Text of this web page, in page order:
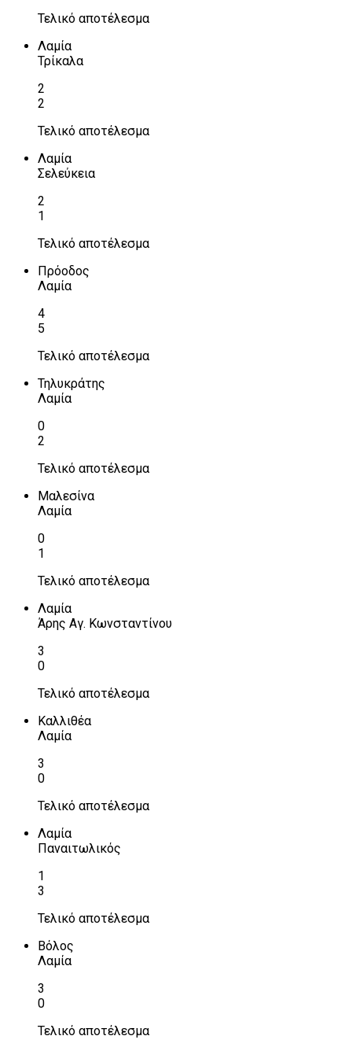
Τελικό αποτέλεσμα
Λαμία
Τρίκαλα
2
2
Τελικό αποτέλεσμα
Λαμία
Σελεύκεια
2
1
Τελικό αποτέλεσμα
Πρόοδος
Λαμία
4
5
Τελικό αποτέλεσμα
Τηλυκράτης
Λαμία
0
2
Τελικό αποτέλεσμα
Μαλεσίνα
Λαμία
0
1
Τελικό αποτέλεσμα
Λαμία
Άρης Αγ. Κωνσταντίνου
3
0
Τελικό αποτέλεσμα
Καλλιθέα
Λαμία
3
0
Τελικό αποτέλεσμα
Λαμία
Παναιτωλικός
1
3
Τελικό αποτέλεσμα
Βόλος
Λαμία
3
0
Τελικό αποτέλεσμα